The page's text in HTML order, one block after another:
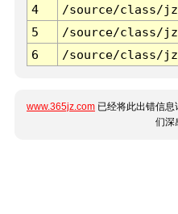
4
/source/class/
5
/source/class/
6
/source/class/
www.365jz.com 已经将此出错信
们深